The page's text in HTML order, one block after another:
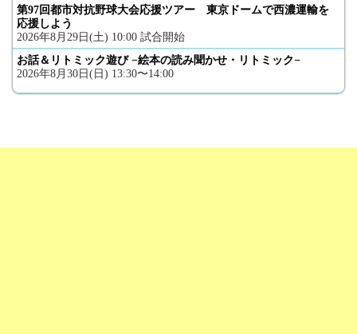
第97回都市対抗野球大会応援ツアー 東京ドームで西濃運輸を
応援しよう
2026年8月29日(土) 10:00 試合開始
お話＆リトミック遊び −絵本の読み聞かせ・リトミック−
2026年8月30日(日) 13:30〜14:00